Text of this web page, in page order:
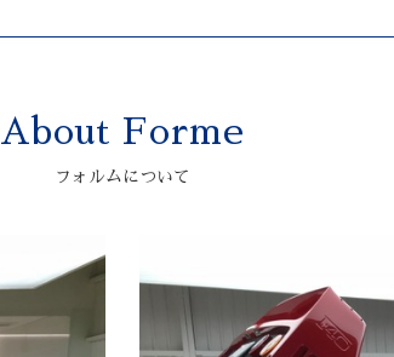
About Forme
フォルムについて